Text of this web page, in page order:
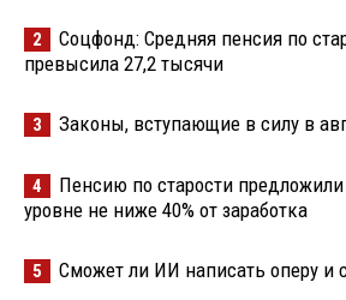
2
Соцфонд: Средняя пенсия по
превысила 27,2 тысячи
3 Законы, вступающие в силу в
4
Пенсию по старости
уровне не ниже 40% от заработка
5 Сможет ли ИИ написать оперу и